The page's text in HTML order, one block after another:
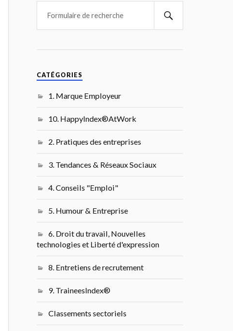
CATÉGORIES
1. Marque Employeur
10. HappyIndex®AtWork
2. Pratiques des entreprises
3. Tendances & Réseaux Sociaux
4. Conseils "Emploi"
5. Humour & Entreprise
6. Droit du travail, Nouvelles
technologies et Liberté d'expression
8. Entretiens de recrutement
9. TraineesIndex®
Classements sectoriels